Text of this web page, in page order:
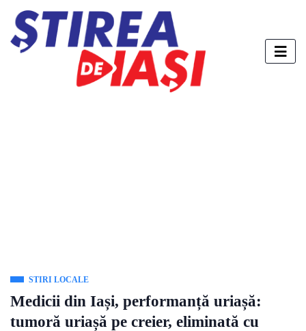
STIRI LOCALE
Medicii din Iași, performanță uriașă:
tumoră uriașă pe creier, eliminată cu